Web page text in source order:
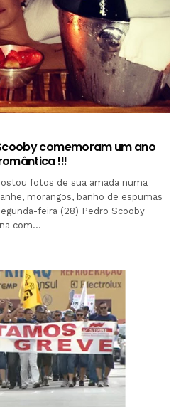
comemoram um ano
!!!
fotos de sua amada numa
morangos, banho de espumas
feira (28) Pedro Scooby
com…